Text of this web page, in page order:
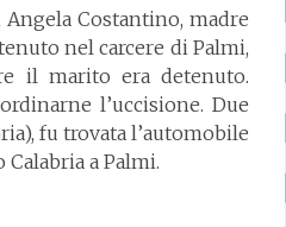
Costantino, madre
nel carcere di Palmi,
il marito era detenuto.
l’uccisione. Due
fu trovata l’automobile
a Palmi.